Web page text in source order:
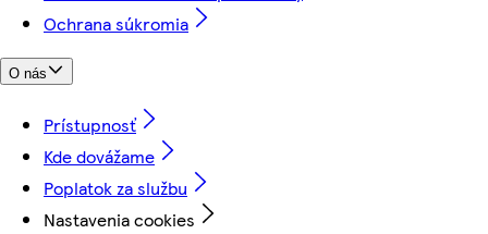
Ochrana súkromia
O nás
Prístupnosť
Kde dovážame
Poplatok za službu
Nastavenia cookies